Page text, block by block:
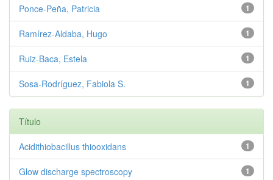
1
Ponce‑Peña, Patricia
1
Ramírez‑Aldaba, Hugo
1
Ruiz‑Baca, Estela
1
Sosa‑Rodríguez, Fabiola S.
Título
1
Acidithiobacillus thiooxidans
1
Glow discharge spectroscopy